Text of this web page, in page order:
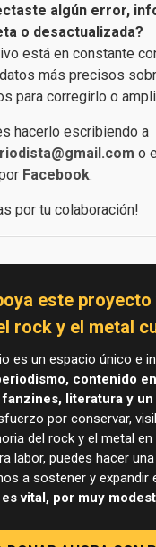
algún error,
o desactualizada?
está en constante
más precisos
para corregirlo o
hacerlo escribiendo a
o
Facebook.
por tu colaboración!
este
rock y el metal
es un espacio único e
contenido
fanzines, literatura y
por conservar,
del rock y el metal en
labor, puedes hacer
a sostener y expandir
vital, por muy